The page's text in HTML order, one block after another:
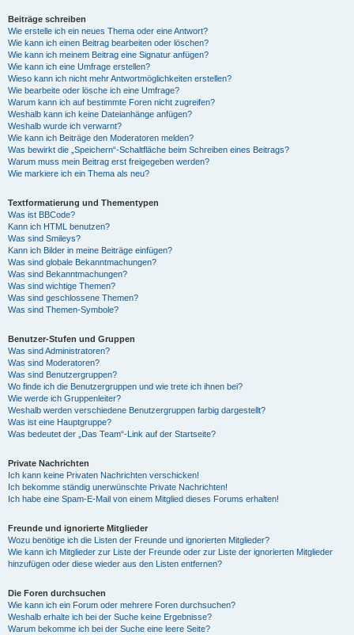
Beiträge schreiben
Wie erstelle ich ein neues Thema oder eine Antwort?
Wie kann ich einen Beitrag bearbeiten oder löschen?
Wie kann ich meinem Beitrag eine Signatur anfügen?
Wie kann ich eine Umfrage erstellen?
Wieso kann ich nicht mehr Antwortmöglichkeiten erstellen?
Wie bearbeite oder lösche ich eine Umfrage?
Warum kann ich auf bestimmte Foren nicht zugreifen?
Weshalb kann ich keine Dateianhänge anfügen?
Weshalb wurde ich verwarnt?
Wie kann ich Beiträge den Moderatoren melden?
Was bewirkt die „Speichern“-Schaltfläche beim Schreiben eines Beitrags?
Warum muss mein Beitrag erst freigegeben werden?
Wie markiere ich ein Thema als neu?
Textformatierung und Thementypen
Was ist BBCode?
Kann ich HTML benutzen?
Was sind Smileys?
Kann ich Bilder in meine Beiträge einfügen?
Was sind globale Bekanntmachungen?
Was sind Bekanntmachungen?
Was sind wichtige Themen?
Was sind geschlossene Themen?
Was sind Themen-Symbole?
Benutzer-Stufen und Gruppen
Was sind Administratoren?
Was sind Moderatoren?
Was sind Benutzergruppen?
Wo finde ich die Benutzergruppen und wie trete ich ihnen bei?
Wie werde ich Gruppenleiter?
Weshalb werden verschiedene Benutzergruppen farbig dargestellt?
Was ist eine Hauptgruppe?
Was bedeutet der „Das Team“-Link auf der Startseite?
Private Nachrichten
Ich kann keine Privaten Nachrichten verschicken!
Ich bekomme ständig unerwünschte Private Nachrichten!
Ich habe eine Spam-E-Mail von einem Mitglied dieses Forums erhalten!
Freunde und ignorierte Mitglieder
Wozu benötige ich die Listen der Freunde und ignorierten Mitglieder?
Wie kann ich Mitglieder zur Liste der Freunde oder zur Liste der ignorierten Mitglieder
hinzufügen oder diese wieder aus den Listen entfernen?
Die Foren durchsuchen
Wie kann ich ein Forum oder mehrere Foren durchsuchen?
Weshalb erhalte ich bei der Suche keine Ergebnisse?
Warum bekomme ich bei der Suche eine leere Seite?